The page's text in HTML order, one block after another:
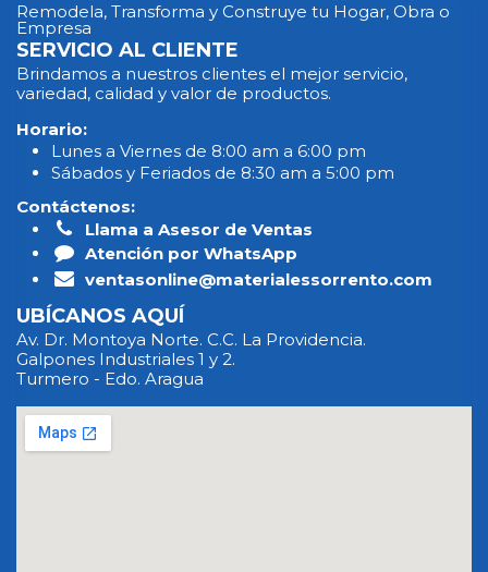
Remodela, Transforma y Construye tu Hogar, Obra o
Empresa
SERVICIO AL CLIENTE
Brindamos a nuestros clientes el mejor servicio,
variedad, calidad y valor de productos.
Horario:
Lunes a Viernes de 8:00 am a 6:00 pm
Sábados y Feriados de 8:30 am a 5:00 pm
Contáctenos:
Llama a Asesor de Ventas
Atención por WhatsApp
ventasonline@materialessorrento.com
UBÍCANOS AQUÍ
Av. Dr. Montoya Norte. C.C. La Providencia.
Galpones Industriales 1 y 2.
Turmero - Edo. Aragua